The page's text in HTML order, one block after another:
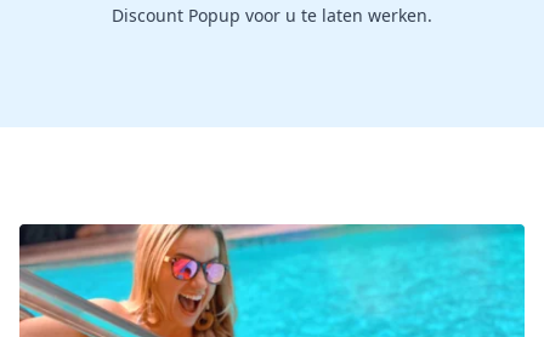
Discount Popup voor u te laten werken.